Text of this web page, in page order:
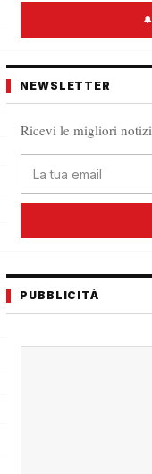
NEWSLETTER
Ricevi le migliori
PUBBLICITÀ